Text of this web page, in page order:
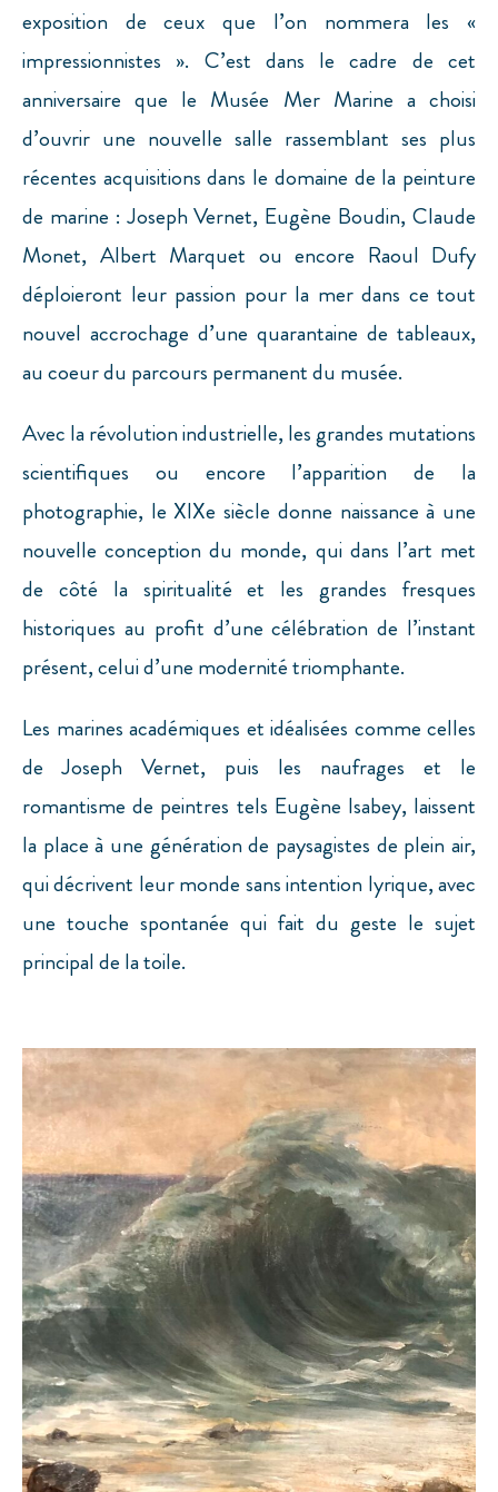
exposition de ceux que l’on nommera les «
impressionnistes ». C’est dans le cadre de cet
anniversaire que le Musée Mer Marine a choisi
d’ouvrir une nouvelle salle rassemblant ses plus
récentes acquisitions dans le domaine de la peinture
de marine : Joseph Vernet, Eugène Boudin, Claude
Monet, Albert Marquet ou encore Raoul Dufy
déploieront leur passion pour la mer dans ce tout
nouvel accrochage d’une quarantaine de tableaux,
au coeur du parcours permanent du musée.
Avec la révolution industrielle, les grandes mutations
scientifiques ou encore l’apparition de la
photographie, le XIXe siècle donne naissance à une
nouvelle conception du monde, qui dans l’art met
de côté la spiritualité et les grandes fresques
historiques au profit d’une célébration de l’instant
présent, celui d’une modernité triomphante.
Les marines académiques et idéalisées comme celles
de Joseph Vernet, puis les naufrages et le
romantisme de peintres tels Eugène Isabey, laissent
la place à une génération de paysagistes de plein air,
qui décrivent leur monde sans intention lyrique, avec
une touche spontanée qui fait du geste le sujet
principal de la toile.